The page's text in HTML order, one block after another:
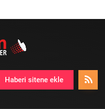
Haberi sitene ekle